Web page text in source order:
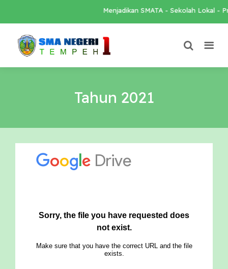
Menjadikan SMATA - Sekolah Lokal -
Tahun 2021